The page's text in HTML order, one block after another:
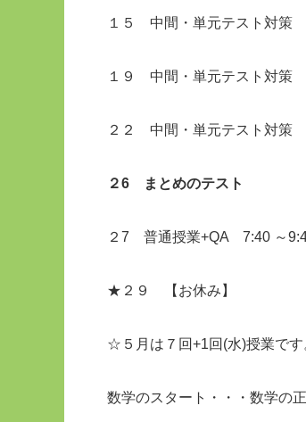
１５ 中間・単元テスト
１９ 中間・単元テスト
２２ 中間・単元テスト
２6 まとめのテスト
２7 普通授業
★２９
☆５月は７回+1回(水)授業で
数学のスタート・・・数学の